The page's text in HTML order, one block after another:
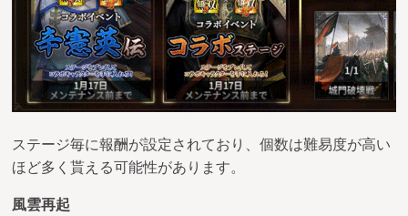
ステージ毎に報酬が設定されており、個数は難易度が高い
ほど多く貰える可能性があります。
風雲再起